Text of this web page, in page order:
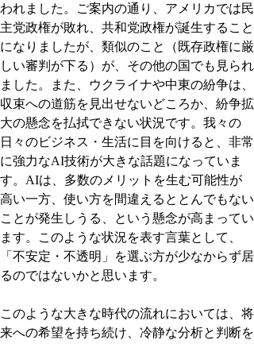
われました。ご案内の通り、アメリカでは民
主党政権が敗れ、共和党政権が誕生すること
になりましたが、類似のこと（既存政権に厳
しい審判が下る）が、その他の国でも見られ
ました。また、ウクライナや中東の紛争は、
収束への道筋を見出せないどころか、紛争拡
大の懸念を払拭できない状況です。我々の
日々のビジネス・生活に目を向けると、非常
に強力なAI技術が大きな話題になっていま
す。AIは、多数のメリットを生む可能性が
高い一方、使い方を間違えるととんでもない
ことが発生しうる、という懸念が高まってい
ます。このような状況を表す言葉として、
「不安定・不透明」を選ぶ方が少なからず居
るのではないかと思います。
このような大きな時代の流れにおいては、将
来への希望を持ち続け、冷静な分析と判断を